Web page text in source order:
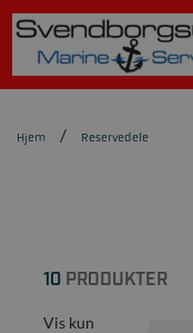
Hjem Reservedele
10PRODUKTER
Vis kun